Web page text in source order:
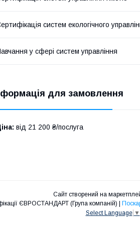
систем екологічного
у сфері систем управління
для замовлення
від 21 200 ₴/послуга
Сайт створений на
Select Language ▼